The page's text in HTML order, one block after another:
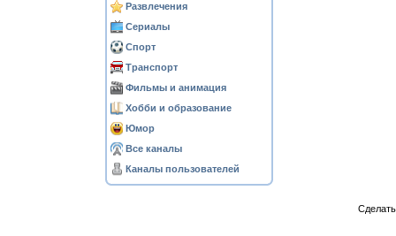
Развлечения
Сериалы
Спорт
Транспорт
Фильмы и анимация
Хобби и образование
Юмор
Все каналы
Каналы пользователей